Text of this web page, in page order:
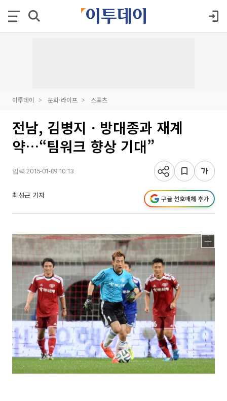
이투데이 문화·라이프 스포츠
전남, 김병지ㆍ방대종과 재계
약…“팀워크 향상 기대”
입력 2015-01-09 10:13
최성근 기자 구글 선호매체 추가